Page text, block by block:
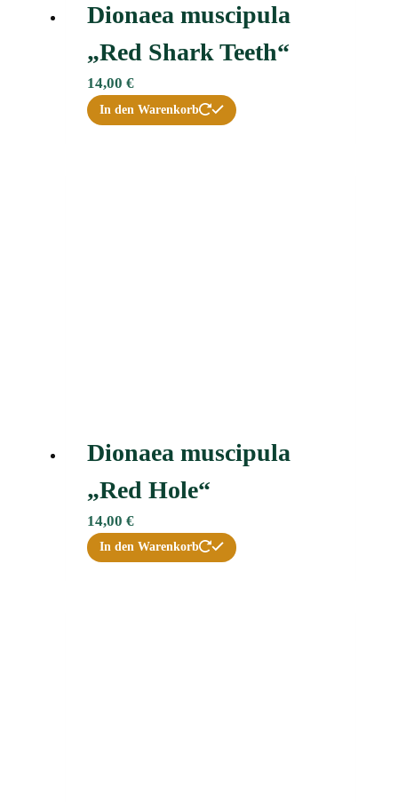
Dionaea muscipula
„Red Shark Teeth“
14,00 €
In den Warenkorb
Dionaea muscipula
„Red Hole“
14,00 €
In den Warenkorb